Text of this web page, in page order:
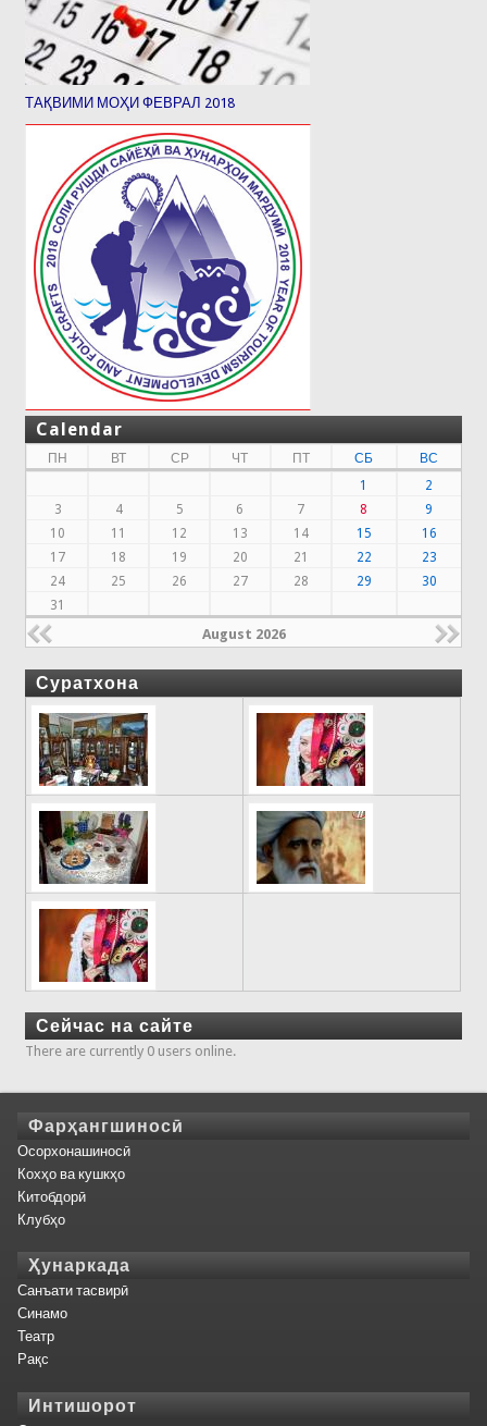
ТАҚВИМИ МОҲИ ФЕВРАЛ 2018
Calendar
ПН ВТ СР ЧТ ПТ СБ
ВС
1
2
3
4 5 6 7 8
9
10
11 12 13 14 15
16
17
18 19 20 21 22
23
24
25 26 27 28 29
30
31
August 2026
Суратхона
Сейчас на сайте
There are currently 0 users online.
Фарҳангшиносӣ
Осорхонашиносӣ
Кохҳо ва кушкҳо
Китобдорӣ
Клубҳо
Ҳунаркада
Санъати тасвирӣ
Синамо
Театр
Рақс
Интишорот